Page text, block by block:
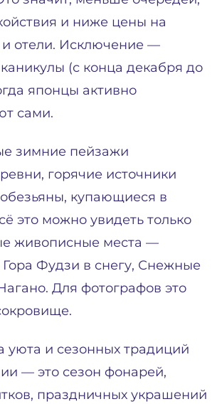
и ниже цены на
отели. Исключение —
(с конца декабря до
японцы активно
сами.
зимние пейзажи
горячие источники
купающиеся в
это можно увидеть только
живописные места —
Гора Фудзи в снегу, Снежные
Для фотографов это
уюта и сезонных традиций
— это сезон фонарей,
праздничных украшений